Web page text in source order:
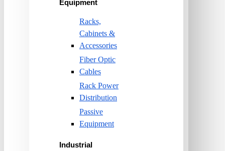
Equipment
Racks,
Cabinets &
Accessories
Fiber Optic
Cables
Rack Power
Distribution
Passive
Equipment
Industrial